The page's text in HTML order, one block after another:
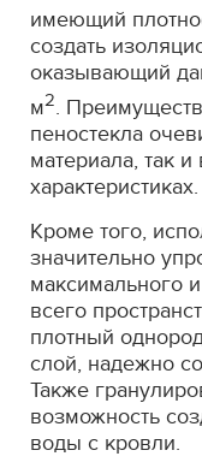
имеющий
создать
оказывающий
м2.
пеностекла
материала, так
характеристиках.
Кроме того,
значительно
максимального
всего
плотный
слой, надежно
Также
возможность
воды с кровли.